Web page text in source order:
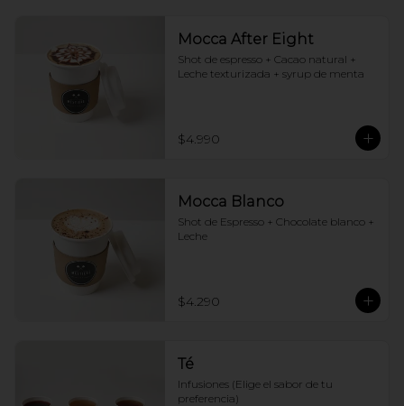
Mocca After Eight
Shot de espresso + Cacao natural +
Leche texturizada + syrup de menta
$4.990
Mocca Blanco
Shot de Espresso + Chocolate blanco +
Leche
$4.290
Té
Infusiones (Elige el sabor de tu
preferencia)